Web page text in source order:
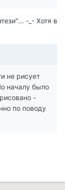
-_- Хотя в
не рисует
началу было
-
по поводу